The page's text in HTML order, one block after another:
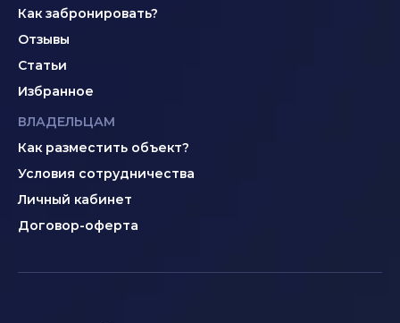
Как забронировать?
Отзывы
Статьи
Избранное
ВЛАДЕЛЬЦАМ
Как разместить объект?
Условия сотрудничества
Личный кабинет
Договор-оферта